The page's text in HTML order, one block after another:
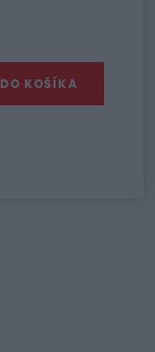
KOŠÍKA